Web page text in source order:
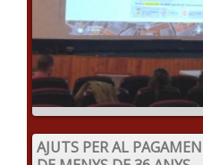
AJUTS PER AL